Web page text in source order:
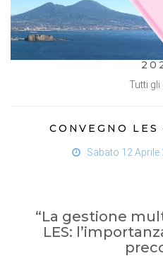
Tutti gli
CONVEGNO
Sabato 12 Aprile
“La gestione
LES: